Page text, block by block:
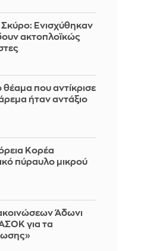
Ενισχύθηκαν
ακτοπλοϊκώς
θέαμα που αντίκρισε
ήταν αντάξιο
Κορέα
πύραυλο μικρού
Άδωνι
για τα